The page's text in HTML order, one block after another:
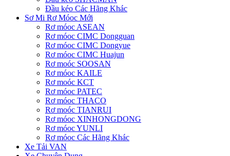
Đầu kéo Các Hãng Khác
Sơ Mi Rơ Móoc Mới
Rơ móoc ASEAN
Rơ móoc CIMC Dongguan
Rơ móoc CIMC Dongyue
Rơ móoc CIMC Huajun
Rơ moóc SOOSAN
Rơ móoc KAILE
Rơ moóc KCT
Rơ móoc PATEC
Rơ móoc THACO
Rơ moóc TIANRUI
Rơ móoc XINHONGDONG
Rơ móoc YUNLI
Rơ móoc Các Hãng Khác
Xe Tải VAN